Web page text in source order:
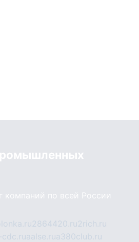
компаний по всей России
2864420.ru2rich.ru
cdc.ruaalse.rua380club.ru